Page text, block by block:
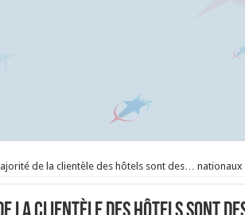
de la clientèle des hôtels sont des… nationaux